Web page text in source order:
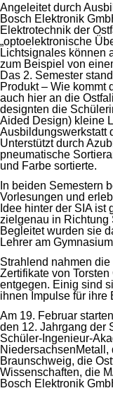
Angeleitet durch
Bosch Elektronik
Elektrotechnik der
„optoelektronische
Lichtsignales können
zum Beispiel von
Das 2. Semester
Produkt – Wie kommt
auch hier an die
designten die
Aided Design) kleine
Ausbildungswerkstatt
Unterstützt durch
pneumatische
und Farbe sortierte.
In beiden Semestern
Vorlesungen und
Idee hinter der SIA ist
zielgenau in Richtung
Begleitet wurden sie
Lehrer am
Strahlend nahmen
Zertifikate von
entgegen. Einig sind
ihnen Impulse für ihre
Am 19. Februar
den 12. Jahrgang der
Schüler-Ingenieur-
Braunschweig, die
Wissenschaften, die
Bosch Elektronik